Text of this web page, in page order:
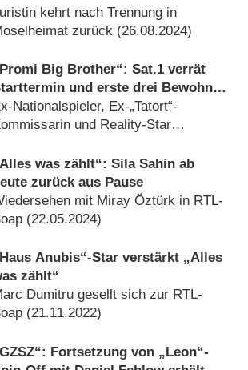
kehrt nach Trennung in
zurück (26.08.2024)
Big Brother“: Sat.1 verrät
und erste drei Bewohner
neuen Staffel
Nationalspieler, Ex-„Tatort“-
und Reality-Star
was zählt“: Sila Sahin ab
zurück aus Pause
mit Miray Öztürk in RTL-
(22.05.2024)
Anubis“-Star verstärkt „Alles
zählt“
Dumitru gesellt sich zur RTL-
(21.11.2022)
Fortsetzung von „Leon“-